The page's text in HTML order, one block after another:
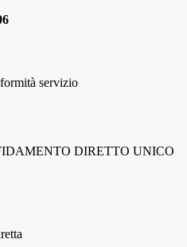
servizio
DIRETTO UNICO